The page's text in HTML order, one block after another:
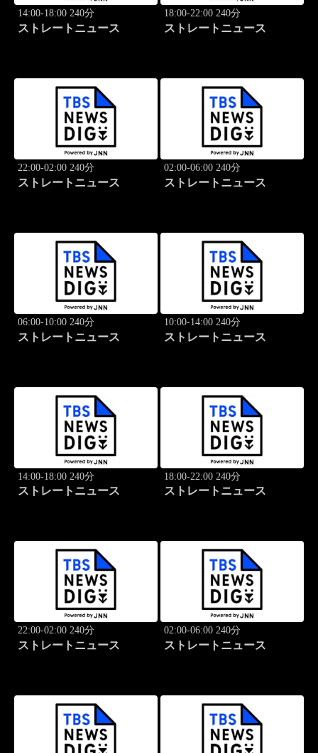
14:00-18:00 240分
ストレートニュース
18:00-22:00 240分
ストレートニュース
22:00-02:00 240分
ストレートニュース
02:00-06:00 240分
ストレートニュース
06:00-10:00 240分
ストレートニュース
10:00-14:00 240分
ストレートニュース
14:00-18:00 240分
ストレートニュース
18:00-22:00 240分
ストレートニュース
22:00-02:00 240分
ストレートニュース
02:00-06:00 240分
ストレートニュース